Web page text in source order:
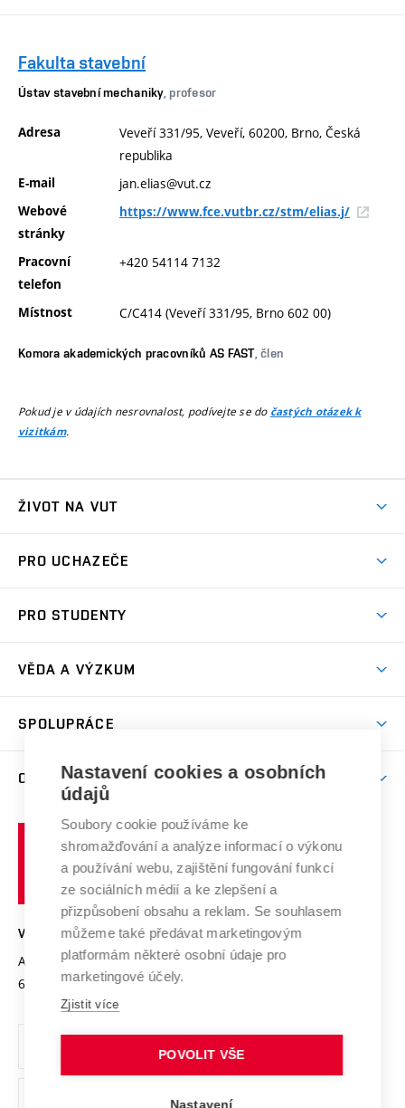
Fakulta stavební
Ústav stavební mechaniky, profesor
Adresa
Veveří 331/95, Veveří, 60200, Brno, Česká
republika
E-mail jan.elias@vut.cz
Webové
stránky
https://www.fce.vutbr.cz/stm/elias.j/
Pracovní
telefon
+420 54114 7132
Místnost C/C414 (Veveří 331/95, Brno 602 00)
Komora akademických pracovníků AS FAST, člen
Pokud je v údajích nesrovnalost, podívejte se do častých otázek k
vizitkám.
ŽIVOT NA VUT
Koleje
Sport na VUT
PRO UCHAZEČE
Dny otevřených dveří
Celoživotní vzdělávání
E-přihláška
PRO STUDENTY
Harmonogram akademického roku
Závěrečné práce
Doktorské studium
Zpracování osobních údajů studentů
Sociální bezpečí
Studium bez bariér
Podpora podnikání
VĚDA A VÝZKUM
Mezinárodní vědecká rada
Systém zajišťování kvality výzkumu
Výzkumné infrastruktury
Transfer znalostí
Open Science
Projekty
Projekty ze strukturálních fondů
Specifický výzkum
SPOLUPRÁCE
Firemní spolupráce
Zahraniční spolupráce
Spolupráce se školami
Mezinárodní dohody
Univerzitní sítě
O UNIVERZITĚ
Profil univerzity
Udržitelná univerzita
Podnikavá univerzita / ContriBUTe
Bezpečná univerzita
Vyznamenání
Organizační struktura
Ochrana osobních údajů
učení
technické
Brně
VYSOKÉ UČENÍ TECHNICKÉ V BRNĚ
Antonínská 548/1
602 00 Brno
www.vut.cz
vut@vutbr.cz
Nastavení cookies a osobních
údajů
Soubory cookie používáme ke
shromažďování a analýze informací o výkonu
a používání webu, zajištění fungování funkcí
ze sociálních médií a ke zlepšení a
přizpůsobení obsahu a reklam. Se souhlasem
můžeme také předávat marketingovým
platformám některé osobní údaje pro
marketingové účely.
Zjistit více
POVOLIT VŠE
Nastavení